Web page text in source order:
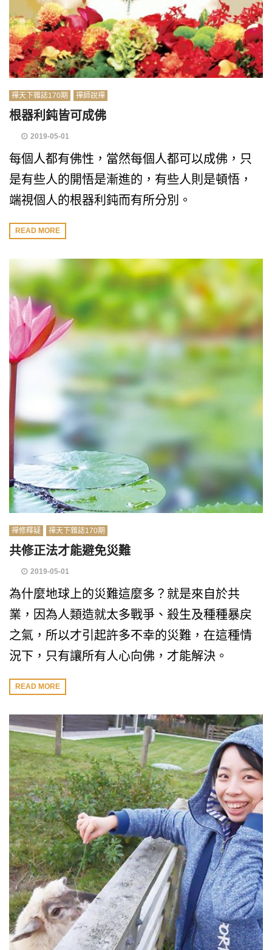
禪天下雜誌170期 禪師說禪
根器利鈍皆可成佛
2019-05-01
每個人都有佛性，當然每個人都可以成佛，只
是有些人的開悟是漸進的，有些人則是頓悟，
端視個人的根器利鈍而有所分別。
READ MORE
禪修釋疑 禪天下雜誌170期
共修正法才能避免災難
2019-05-01
為什麼地球上的災難這麼多？就是來自於共
業，因為人類造就太多戰爭、殺生及種種暴戻
之氣，所以才引起許多不幸的災難，在這種情
況下，只有讓所有人心向佛，才能解決。
READ MORE